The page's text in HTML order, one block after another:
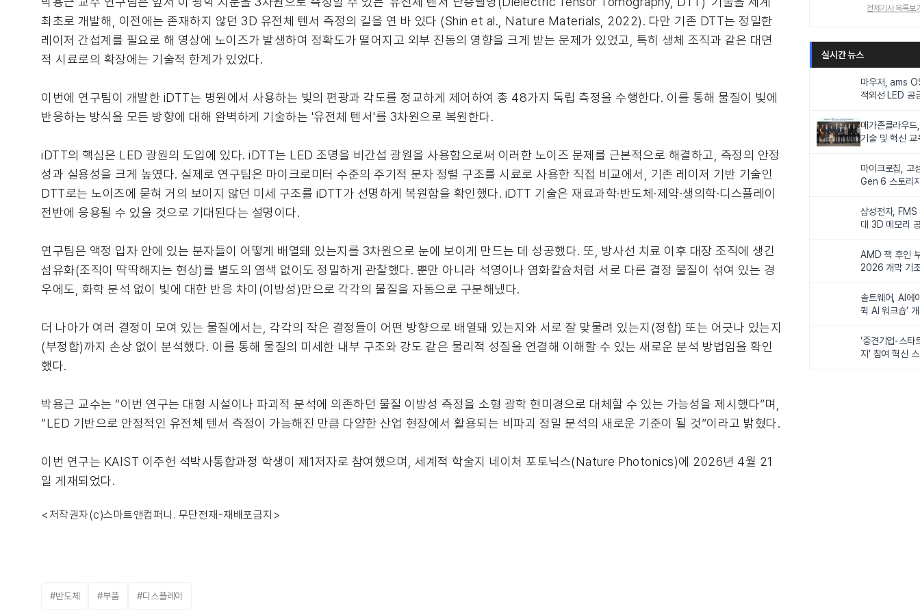
최초로 개발해, 이전에는 존재하지 않던 3D 유전체 텐서 측정의 길을 연 바 있다 (Shin et al., Nature Materials, 2022). 다만 기존 DTT는 정밀한
레이저 간섭계를 필요로 해 영상에 노이즈가 발생하여 정확도가 떨어지고 외부 진동의 영향을 크게 받는 문제가 있었고, 특히 생체 조직과 같은 대면
적 시료로의 확장에는 기술적 한계가 있었다.
이번에 연구팀이 개발한 iDTT는 병원에서 사용하는 빛의 편광과 각도를 정교하게 제어하여 총 48가지 독립 측정을 수행한다. 이를 통해 물질이 빛에
반응하는 방식을 모든 방향에 대해 완벽하게 기술하는 '유전체 텐서'를 3차원으로 복원한다.
iDTT의 핵심은 LED 광원의 도입에 있다. iDTT는 LED 조명을 비간섭 광원을 사용함으로써 이러한 노이즈 문제를 근본적으로 해결하고, 측정의 안정
성과 실용성을 크게 높였다. 실제로 연구팀은 마이크로미터 수준의 주기적 분자 정렬 구조를 시료로 사용한 직접 비교에서, 기존 레이저 기반 기술인
DTT로는 노이즈에 묻혀 거의 보이지 않던 미세 구조를 iDTT가 선명하게 복원함을 확인했다. iDTT 기술은 재료과학·반도체·제약·생의학·디스플레이
전반에 응용될 수 있을 것으로 기대된다는 설명이다.
연구팀은 액정 입자 안에 있는 분자들이 어떻게 배열돼 있는지를 3차원으로 눈에 보이게 만드는 데 성공했다. 또, 방사선 치료 이후 대장 조직에 생긴
섬유화(조직이 딱딱해지는 현상)를 별도의 염색 없이도 정밀하게 관찰했다. 뿐만 아니라 석영이나 염화칼슘처럼 서로 다른 결정 물질이 섞여 있는 경
우에도, 화학 분석 없이 빛에 대한 반응 차이(이방성)만으로 각각의 물질을 자동으로 구분해냈다.
더 나아가 여러 결정이 모여 있는 물질에서는, 각각의 작은 결정들이 어떤 방향으로 배열돼 있는지와 서로 잘 맞물려 있는지(정합) 또는 어긋나 있는지
(부정합)까지 손상 없이 분석했다. 이를 통해 물질의 미세한 내부 구조와 강도 같은 물리적 성질을 연결해 이해할 수 있는 새로운 분석 방법임을 확인
했다.
박용근 교수는 “이번 연구는 대형 시설이나 파괴적 분석에 의존하던 물질 이방성 측정을 소형 광학 현미경으로 대체할 수 있는 가능성을 제시했다”며,
“LED 기반으로 안정적인 유전체 텐서 측정이 가능해진 만큼 다양한 산업 현장에서 활용되는 비파괴 정밀 분석의 새로운 기준이 될 것”이라고 밝혔다.
이번 연구는 KAIST 이주헌 석박사통합과정 학생이 제1저자로 참여했으며, 세계적 학술지 네이처 포토닉스(Nature Photonics)에 2026년 4월 21
일 게재되었다.
<저작권자(c)스마트앤컴퍼니. 무단전재-재배포금지>
#반도체 #부품 #디스플레이
전체기사 목록보
실시간 뉴스
마우저, ams
적외선 LED 공
메가존클라우드
기술 및 혁신
마이크로칩, 고
Gen 6 스토리
삼성전자,
대 3D 메모리
AMD 잭 후인
2026 개막 기
솔트웨어, AI에
퀵 AI 워크숍’
‘중견기업-스타
지’ 참여 혁신